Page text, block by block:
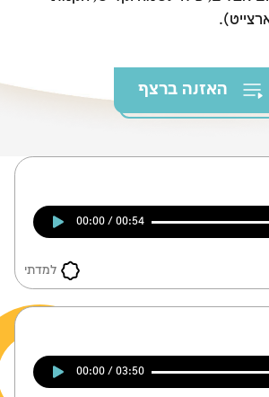
האזנה ברצף
00:00 / 00:54
למדתי
00:00 / 03:50